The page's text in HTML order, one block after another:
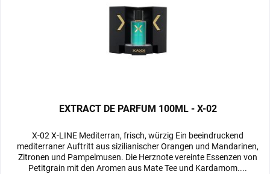
EXTRACT DE PARFUM 100ML - X-02
X-02 X-LINE Mediterran, frisch, würzig Ein beeindruckend
mediterraner Auftritt aus sizilianischer Orangen und Mandarinen,
Zitronen und Pampelmusen. Die Herznote vereinte Essenzen von
Petitgrain mit den Aromen aus Mate Tee und Kardamom....